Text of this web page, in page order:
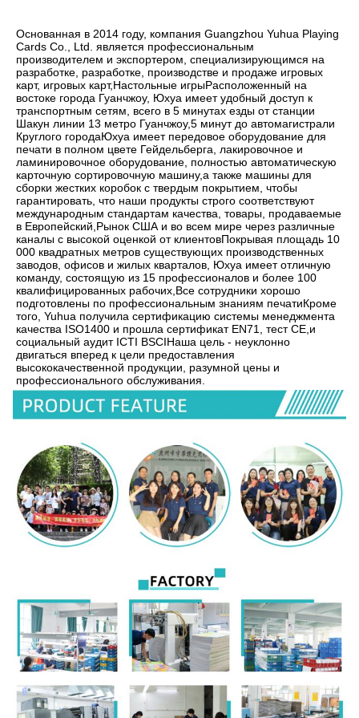
Основанная в 2014 году, компания Guangzhou Yuhua Playing
Cards Co., Ltd. является профессиональным
производителем и экспортером, специализирующимся на
разработке, разработке, производстве и продаже игровых
карт, игровых карт,Настольные игрыРасположенный на
востоке города Гуанчжоу, Юхуа имеет удобный доступ к
транспортным сетям, всего в 5 минутах езды от станции
Шакун линии 13 метро Гуанчжоу,5 минут до автомагистрали
Круглого городаЮхуа имеет передовое оборудование для
печати в полном цвете Гейдельберга, лакировочное и
ламинировочное оборудование, полностью автоматическую
карточную сортировочную машину,а также машины для
сборки жестких коробок с твердым покрытием, чтобы
гарантировать, что наши продукты строго соответствуют
международным стандартам качества, товары, продаваемые
в Европейский,Рынок США и во всем мире через различные
каналы с высокой оценкой от клиентовПокрывая площадь 10
000 квадратных метров существующих производственных
заводов, офисов и жилых кварталов, Юхуа имеет отличную
команду, состоящую из 15 профессионалов и более 100
квалифицированных рабочих,Все сотрудники хорошо
подготовлены по профессиональным знаниям печатиКроме
того, Yuhua получила сертификацию системы менеджмента
качества ISO1400 и прошла сертификат EN71, тест CE,и
социальный аудит ICTI BSCIНаша цель - неуклонно
двигаться вперед к цели предоставления
высококачественной продукции, разумной цены и
профессионального обслуживания.